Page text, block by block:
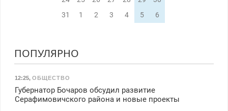
31
1 2 3 4 5 6
ПОПУЛЯРНО
12:25, ОБЩЕСТВО
Губернатор Бочаров обсудил развитие
Серафимовичского района и новые проекты